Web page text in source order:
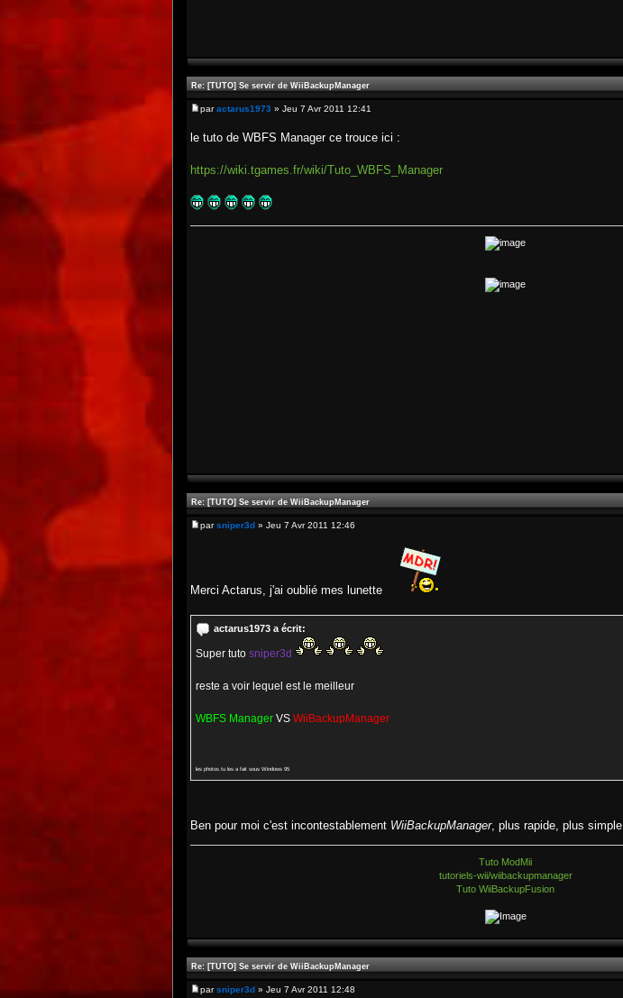
Re: [TUTO] Se servir de WiiBackupManager
paractarus1973 » Jeu 7 Avr 2011 12:41
le tuto de WBFS Manager ce trouce ici :
https://wiki.tgames.fr/wiki/Tuto_WBFS_Manager
Re: [TUTO] Se servir de WiiBackupManager
parsniper3d » Jeu 7 Avr 2011 12:46
Merci Actarus, j'ai oublié mes lunette
actarus1973 a écrit:
Super tuto sniper3d
reste a voir lequel est le meilleur
WBFS Manager VS WiiBackupManager
les photos tu les a fait sous Windows 95
Ben pour moi c'est incontestablement WiiBackupManager, plus rapide, plus simple
Tuto ModMii
tutoriels-wii/wiibackupmanager
Tuto WiiBackupFusion
Re: [TUTO] Se servir de WiiBackupManager
parsniper3d » Jeu 7 Avr 2011 12:48